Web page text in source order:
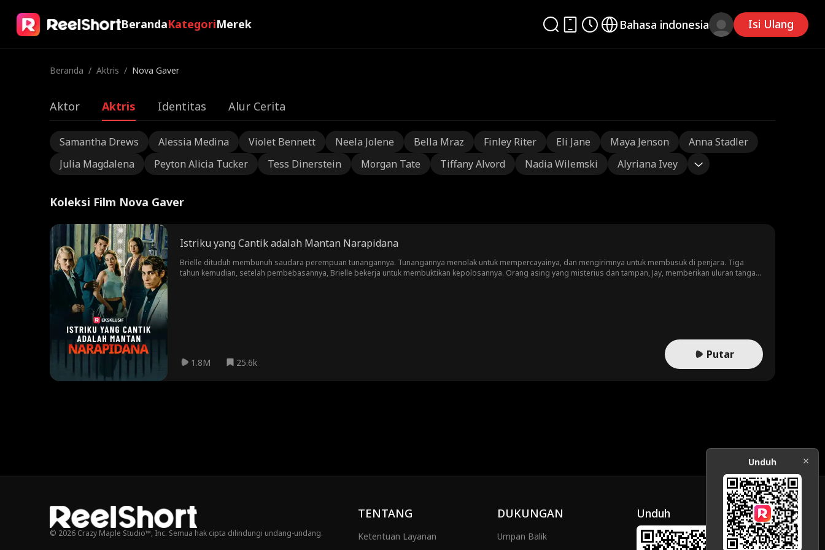
BerandaKategoriMerek Bahasa indonesia Isi Ulang
Beranda / Aktris / Nova Gaver
Aktor Aktris Identitas Alur Cerita
Samantha Drews Alessia Medina Violet Bennett Neela Jolene Bella Mraz Finley Riter Eli Jane Maya Jenson
Anna Stadler
Julia Magdalena
Peyton Alicia Tucker Tess Dinerstein Morgan Tate Tiffany Alvord Nadia Wilemski Alyriana Ivey
Koleksi Film Nova Gaver
Istriku yang Cantik adalah Mantan Narapidana
Brielle dituduh membunuh saudara perempuan tunangannya. Tunangannya menolak untuk mempercayainya, dan mengirimnya untuk membusuk di penjara. Tiga
tahun kemudian, setelah pembebasannya, Brielle bekerja untuk membuktikan kepolosannya. Orang asing yang misterius dan tampan, Jay, memberikan uluran tangan
1.8M 25.6k
Putar
© 2026 Crazy Maple Studio™, Inc. Semua hak cipta dilindungi undang-undang.
TENTANG
Ketentuan Layanan
DUKUNGAN
Umpan Balik
Unduh
Unduh